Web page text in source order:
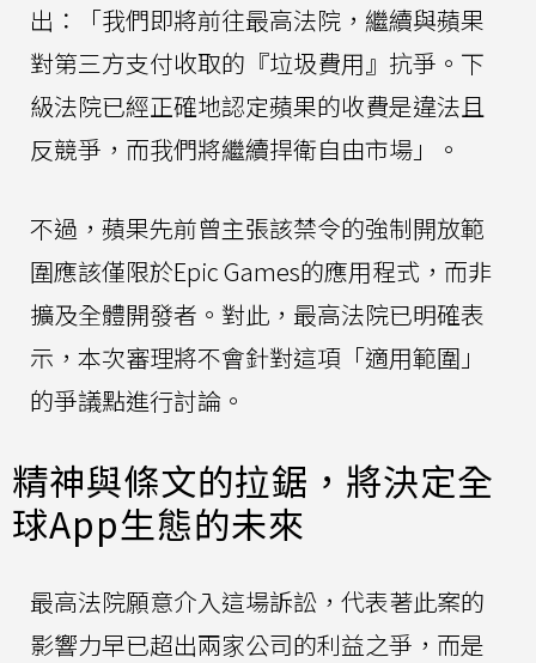
出：「我們即將前往最高法院，繼續與蘋果
對第三方支付收取的『垃圾費用』抗爭。下
級法院已經正確地認定蘋果的收費是違法且
反競爭，而我們將繼續捍衛自由市場」。
不過，蘋果先前曾主張該禁令的強制開放範
圍應該僅限於Epic Games的應用程式，而非
擴及全體開發者。對此，最高法院已明確表
示，本次審理將不會針對這項「適用範圍」
的爭議點進行討論。
精神與條文的拉鋸，將決定全
球App生態的未來
最高法院願意介入這場訴訟，代表著此案的
影響力早已超出兩家公司的利益之爭，而是